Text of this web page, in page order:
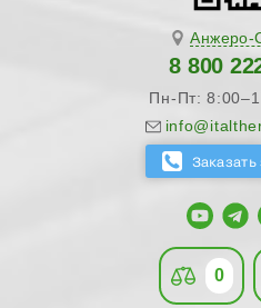
Анжеро-
8 800
Пн-Пт:
0